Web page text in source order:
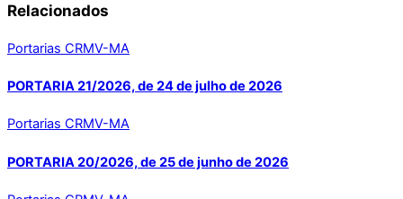
Relacionados
Portarias CRMV-MA
PORTARIA 21/2026, de 24 de julho de 2026
Portarias CRMV-MA
PORTARIA 20/2026, de 25 de junho de 2026